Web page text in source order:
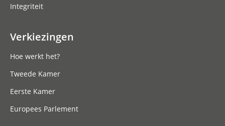
Integriteit
Verkiezingen
Hoe werkt het?
Tweede Kamer
Eerste Kamer
Europees Parlement